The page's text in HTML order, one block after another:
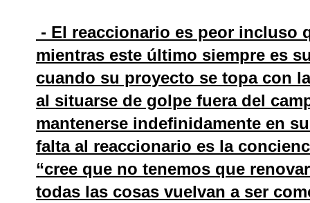
- El reaccionario es peor incluso
mientras este último siempre es
cuando su proyecto se topa con
al situarse de golpe fuera del
mantenerse indefinidamente en
falta al reaccionario es la
“cree que no tenemos que
todas las cosas vuelvan a ser